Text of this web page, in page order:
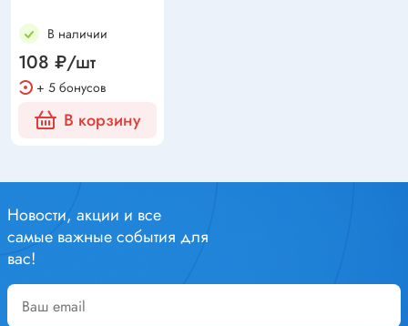
В наличии
108 ₽/шт
+ 5 бонусов
В корзину
Новости, акции и все
самые важные события для
вас!